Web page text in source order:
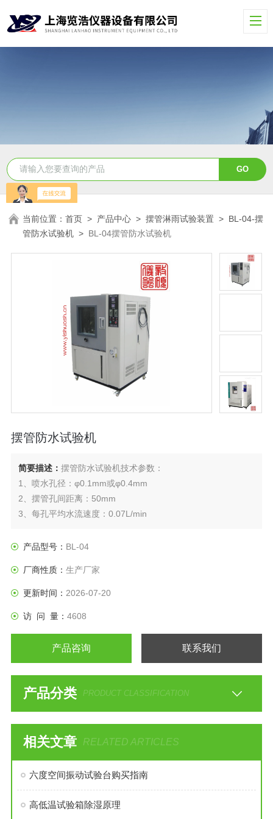
当前位置：首页 > 产品中心 >摆管淋雨试验装置 > BL-04-摆
管防水试验机 > BL-04摆管防水试验机
摆管防水试验机
简要描述： 摆管防水试验机技术参数：
1、喷水孔径：φ0.1mm或φ0.4mm
2、摆管孔间距离：50mm
3、每孔平均水流速度：0.07L/min
产品型号： BL-04
厂商性质： 生产厂家
更新时间： 2026-07-20
访 问 量： 4608
产品咨询 联系我们
产品分类 PRODUCT CLASSIFICATION
相关文章 RELATED ARTICLES
六度空间振动试验台购买指南
高低温试验箱除湿原理